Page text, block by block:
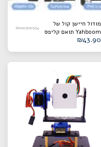
מודול חיישן קול של
Yahboom תואם קליפס
6000300534
₪43.90